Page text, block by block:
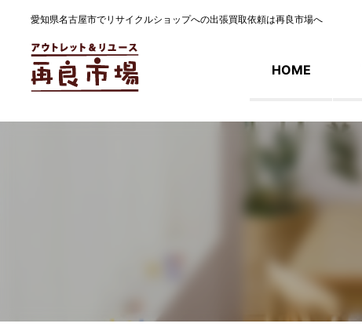
愛知県名古屋市でリサイクルショップへの出張買取依頼は再良市場へ
HOME